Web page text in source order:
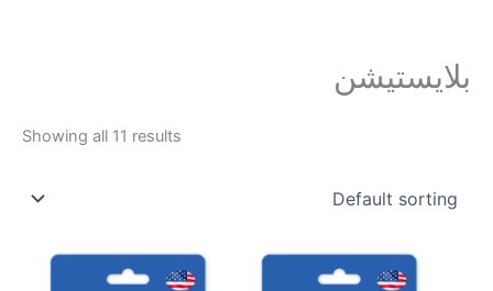
المحتوىبلايستيشن
Showing all 11 results